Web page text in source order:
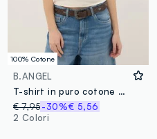
100% Cotone
B.ANGEL
T-shirt in puro cotone multicolor regular fit
€ 7,95-30%€ 5,56
2 Colori